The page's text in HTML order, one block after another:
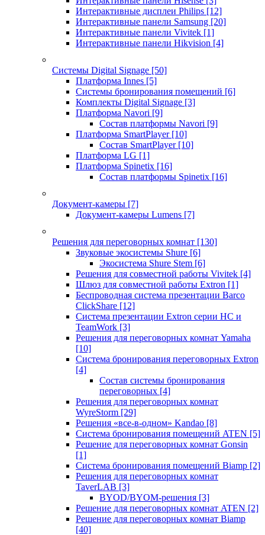
Интерактивные дисплеи Philips [12]
Интерактивные панели Samsung [20]
Интерактивные панели Vivitek [1]
Интерактивные панели Hikvision [4]
Системы Digital Signage [50]
Платформа Innes [5]
Системы бронирования помещений [6]
Комплекты Digital Signage [3]
Платформа Navori [9]
Состав платформы Navori [9]
Платформа SmartPlayer [10]
Состав SmartPlayer [10]
Платформа LG [1]
Платформа Spinetix [16]
Состав платформы Spinetix [16]
Документ-камеры [7]
Документ-камеры Lumens [7]
Решения для переговорных комнат [130]
Звуковые экосистемы Shure [6]
Экосистема Shure Stem [6]
Решения для совместной работы Vivitek [4]
Шлюз для совместной работы Extron [1]
Беспроводная система презентации Barco
ClickShare [12]
Система презентации Extron серии HC и
TeamWork [3]
Решения для переговорных комнат Yamaha
[10]
Система бронирования переговорных Extron
[4]
Состав системы бронирования
переговорных [4]
Решения для переговорных комнат
WyreStorm [29]
Решения «все-в-одном» Kandao [8]
Система бронирования помещений ATEN [5]
Решение для переговорных комнат Gonsin
[1]
Система бронирования помещений Biamp [2]
Решения для переговорных комнат
TaverLAB [3]
BYOD/BYOM-решения [3]
Решение для переговорных комнат ATEN [2]
Решение для переговорных комнат Biamp
[40]